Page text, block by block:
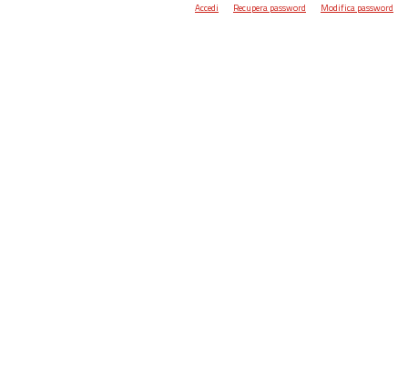
Accedi Recupera password Modifica password